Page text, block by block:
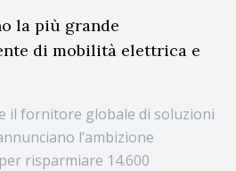
la più grande
di mobilità elettrica e
il fornitore globale di soluzioni
l’ambizione
risparmiare 14.600